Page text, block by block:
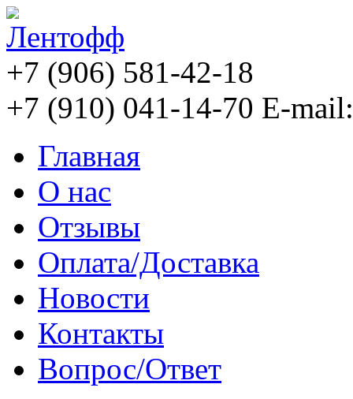
+7 (906) 581-42-18
+7 (910) 041-14-70 E-
Главная
О нас
Отзывы
Оплата/Доставка
Новости
Контакты
Вопрос/Ответ